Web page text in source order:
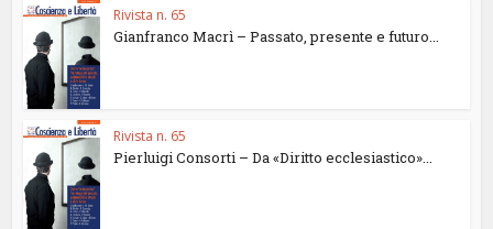
Rivista n. 65
Gianfranco Macrì – Passato, presente e futuro...
Rivista n. 65
Pierluigi Consorti – Da «Diritto ecclesiastico»...